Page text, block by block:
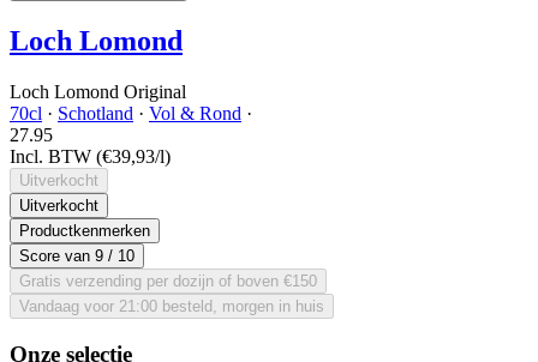
Loch Lomond
Loch Lomond Original
70cl · Schotland · Vol & Rond ·
27.95
Incl. BTW (€39,93/l)
Uitverkocht
Uitverkocht
Productkenmerken
Score van 9 / 10
Gratis verzending per dozijn of boven €150
Vandaag voor 21:00 besteld, morgen in huis
Onze selectie